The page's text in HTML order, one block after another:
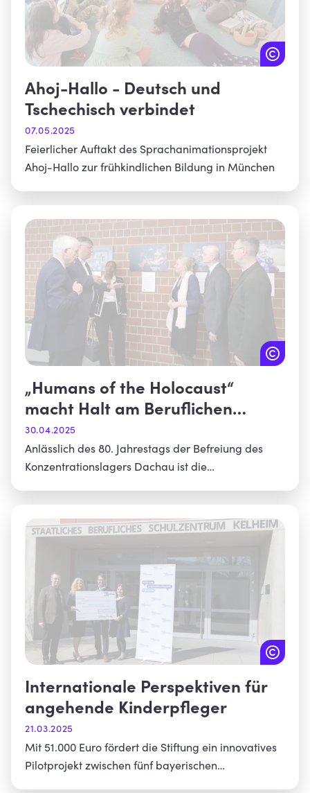
Ahoj-Hallo - Deutsch und
Tschechisch verbindet
07.05.2025
Feierlicher Auftakt des Sprachanimationsprojekt
Ahoj-Hallo zur frühkindlichen Bildung in München
„Humans of the Holocaust“
macht Halt am Beruflichen
Schulzentrum Dachau
30.04.2025
Anlässlich des 80. Jahrestags der Befreiung des
Konzentrationslagers Dachau ist die
Internationale Perspektiven für
angehende Kinderpfleger
21.03.2025
Mit 51.000 Euro fördert die Stiftung ein innovatives
Pilotprojekt zwischen fünf bayerischen